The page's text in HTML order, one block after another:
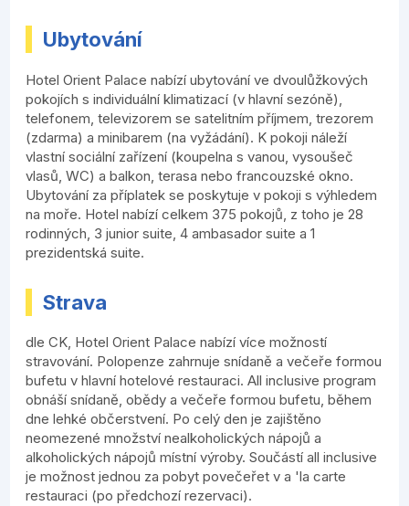
Ubytování
Hotel Orient Palace nabízí ubytování ve dvoulůžkových
pokojích s individuální klimatizací (v hlavní sezóně),
telefonem, televizorem se satelitním příjmem, trezorem
(zdarma) a minibarem (na vyžádání). K pokoji náleží
vlastní sociální zařízení (koupelna s vanou, vysoušeč
vlasů, WC) a balkon, terasa nebo francouzské okno.
Ubytování za příplatek se poskytuje v pokoji s výhledem
na moře. Hotel nabízí celkem 375 pokojů, z toho je 28
rodinných, 3 junior suite, 4 ambasador suite a 1
prezidentská suite.
Strava
dle CK, Hotel Orient Palace nabízí více možností
stravování. Polopenze zahrnuje snídaně a večeře formou
bufetu v hlavní hotelové restauraci. All inclusive program
obnáší snídaně, obědy a večeře formou bufetu, během
dne lehké občerstvení. Po celý den je zajištěno
neomezené množství nealkoholických nápojů a
alkoholických nápojů místní výroby. Součástí all inclusive
je možnost jednou za pobyt povečeřet v a 'la carte
restauraci (po předchozí rezervaci).